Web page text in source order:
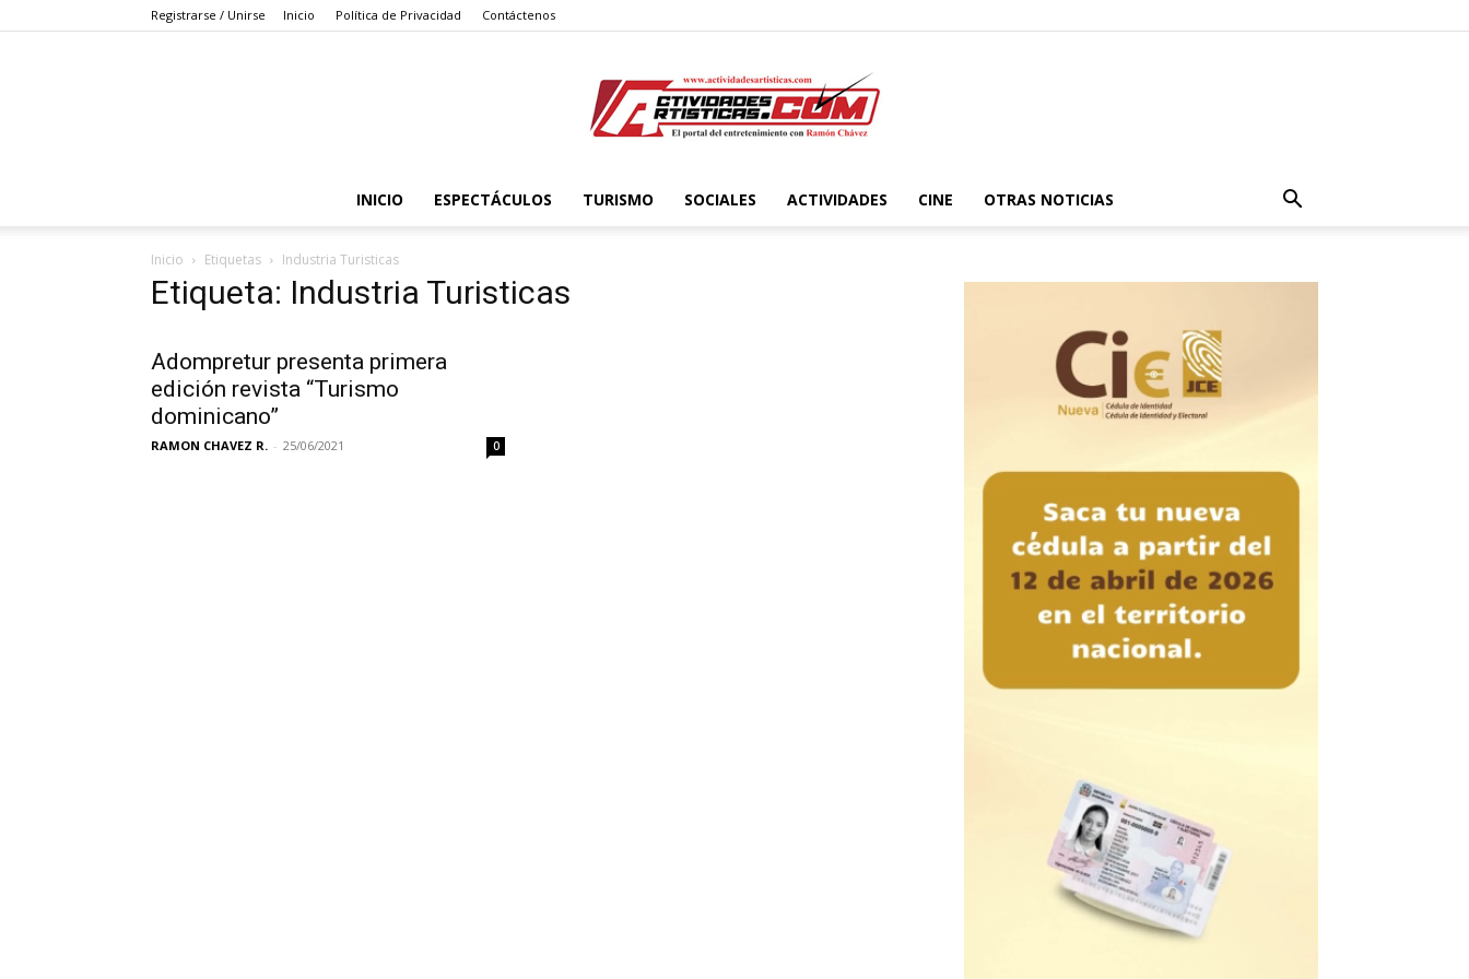
Registrarse / Unirse Inicio Política de Privacidad Contáctenos
Actividadesartisticas.com
INICIO ESPECTÁCULOS TURISMO SOCIALES ACTIVIDADES CINE OTRAS NOTICIAS
Inicio Etiquetas Industria Turisticas
Etiqueta: Industria Turisticas
Adompretur presenta primera
edición revista “Turismo
dominicano”
RAMON CHAVEZ R. - 25/06/2021 0